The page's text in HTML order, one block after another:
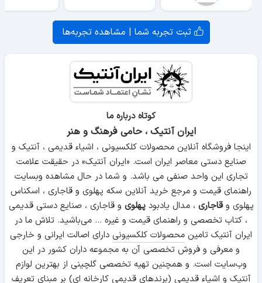
ثبت تجربه شما | مشاهده تجربه‌ها
کوتاه درباره ما
ایران آنتیک ، حامی فرهنگ و هنر
اینجا فروشگاه آنلاین محصولات کلکسیونی ، اشیاء قدیمی ، آنتیک و
صنایع دستی معاصر ایران است. «ایران آنتیک» در حقیقت علامت
تجاری این واحد صنفی می باشد. و شما در حال مشاهده وبسایت
راهنمای قیمت و مرجع خرید آنلاین سکه پهلوی و قاجاری ، اسکناس
پهلوی وقاجاری ، مدال یادبودپهلوی و قاجاری ، صنایع دستی قدیمی
، کتاب تخصصی و راهنمای قیمت و غیره ... می‌باشید. تلاش ما در
ایران آنتیک تامین محصولات کلکسیونی دارای اصالت ایرانی و خارجی
و معرفی و فروش تخصصی آن به مجموعه داران کشور در این
وب‌سایت است. و همچنین تهیه تخصصی گلچینی از بهترین لوازم
آنتیک و اشیاء قدیمی (برندهای قدیمی کارخانه ای) بر مبنای تعریف